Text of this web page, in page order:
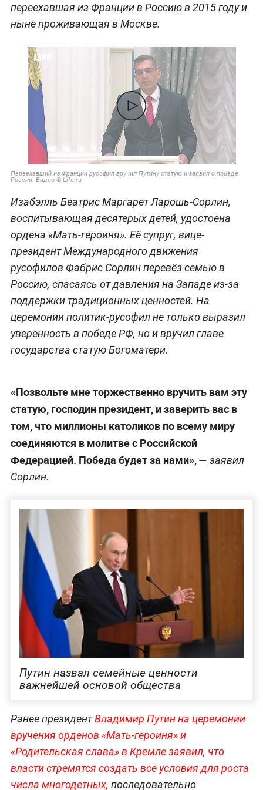
переехавшая из Франции в Россию в 2015 году и
ныне проживающая в Москве.
Переехавший из Франции русофил вручил Путину статую и заявил о победе
России. Видео © Life.ru
Изабэлль Беатрис Маргарет Ларошь-Сорлин,
воспитывающая десятерых детей, удостоена
ордена «Мать-героиня». Её супруг, вице-
президент Международного движения
русофилов Фабрис Сорлин перевёз семью в
Россию, спасаясь от давления на Западе из-за
поддержки традиционных ценностей. На
церемонии политик-русофил не только выразил
уверенность в победе РФ, но и вручил главе
государства статую Богоматери.
«Позвольте мне торжественно вручить вам эту
статую, господин президент, и заверить вас в
том, что миллионы католиков по всему миру
соединяются в молитве с Российской
Федерацией. Победа будет за нами», — заявил
Сорлин.
Путин назвал семейные ценности
важнейшей основой общества
Ранее президентВладимир Путин на церемонии
вручения орденов «Мать-героиня» и
«Родительская слава» в Кремле заявил, что
власти стремятся создать все условия для роста
числа многодетных, последовательно